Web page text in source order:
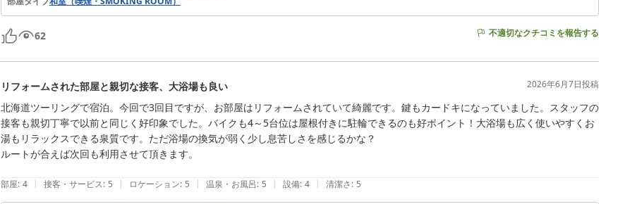
62 不適切なクチコミを報告する
リフォームされた部屋と親切な接客、大浴場も良い 2026年6月7日投稿
北海道ツーリングで宿泊。今回で3回目ですが、お部屋はリフォームされていて綺麗です。鍵もカードキになっていました。スタッフの
接客も親切丁寧で以前と同じく好印象でした。バイクも4～5台位は屋根付きに駐輪できるのも好ポイント！大浴場も広く使いやすくお
湯もリラックスできる泉質です。ただ浴場の換気が弱く少し息苦しさを感じるかな？
ルートが合えば次回も利用させて頂きます。
部屋: 4 | 接客・サービス: 5 | ロケーション: 5 | 温泉・お風呂: 5 | 設備: 4 | 清潔さ: 5